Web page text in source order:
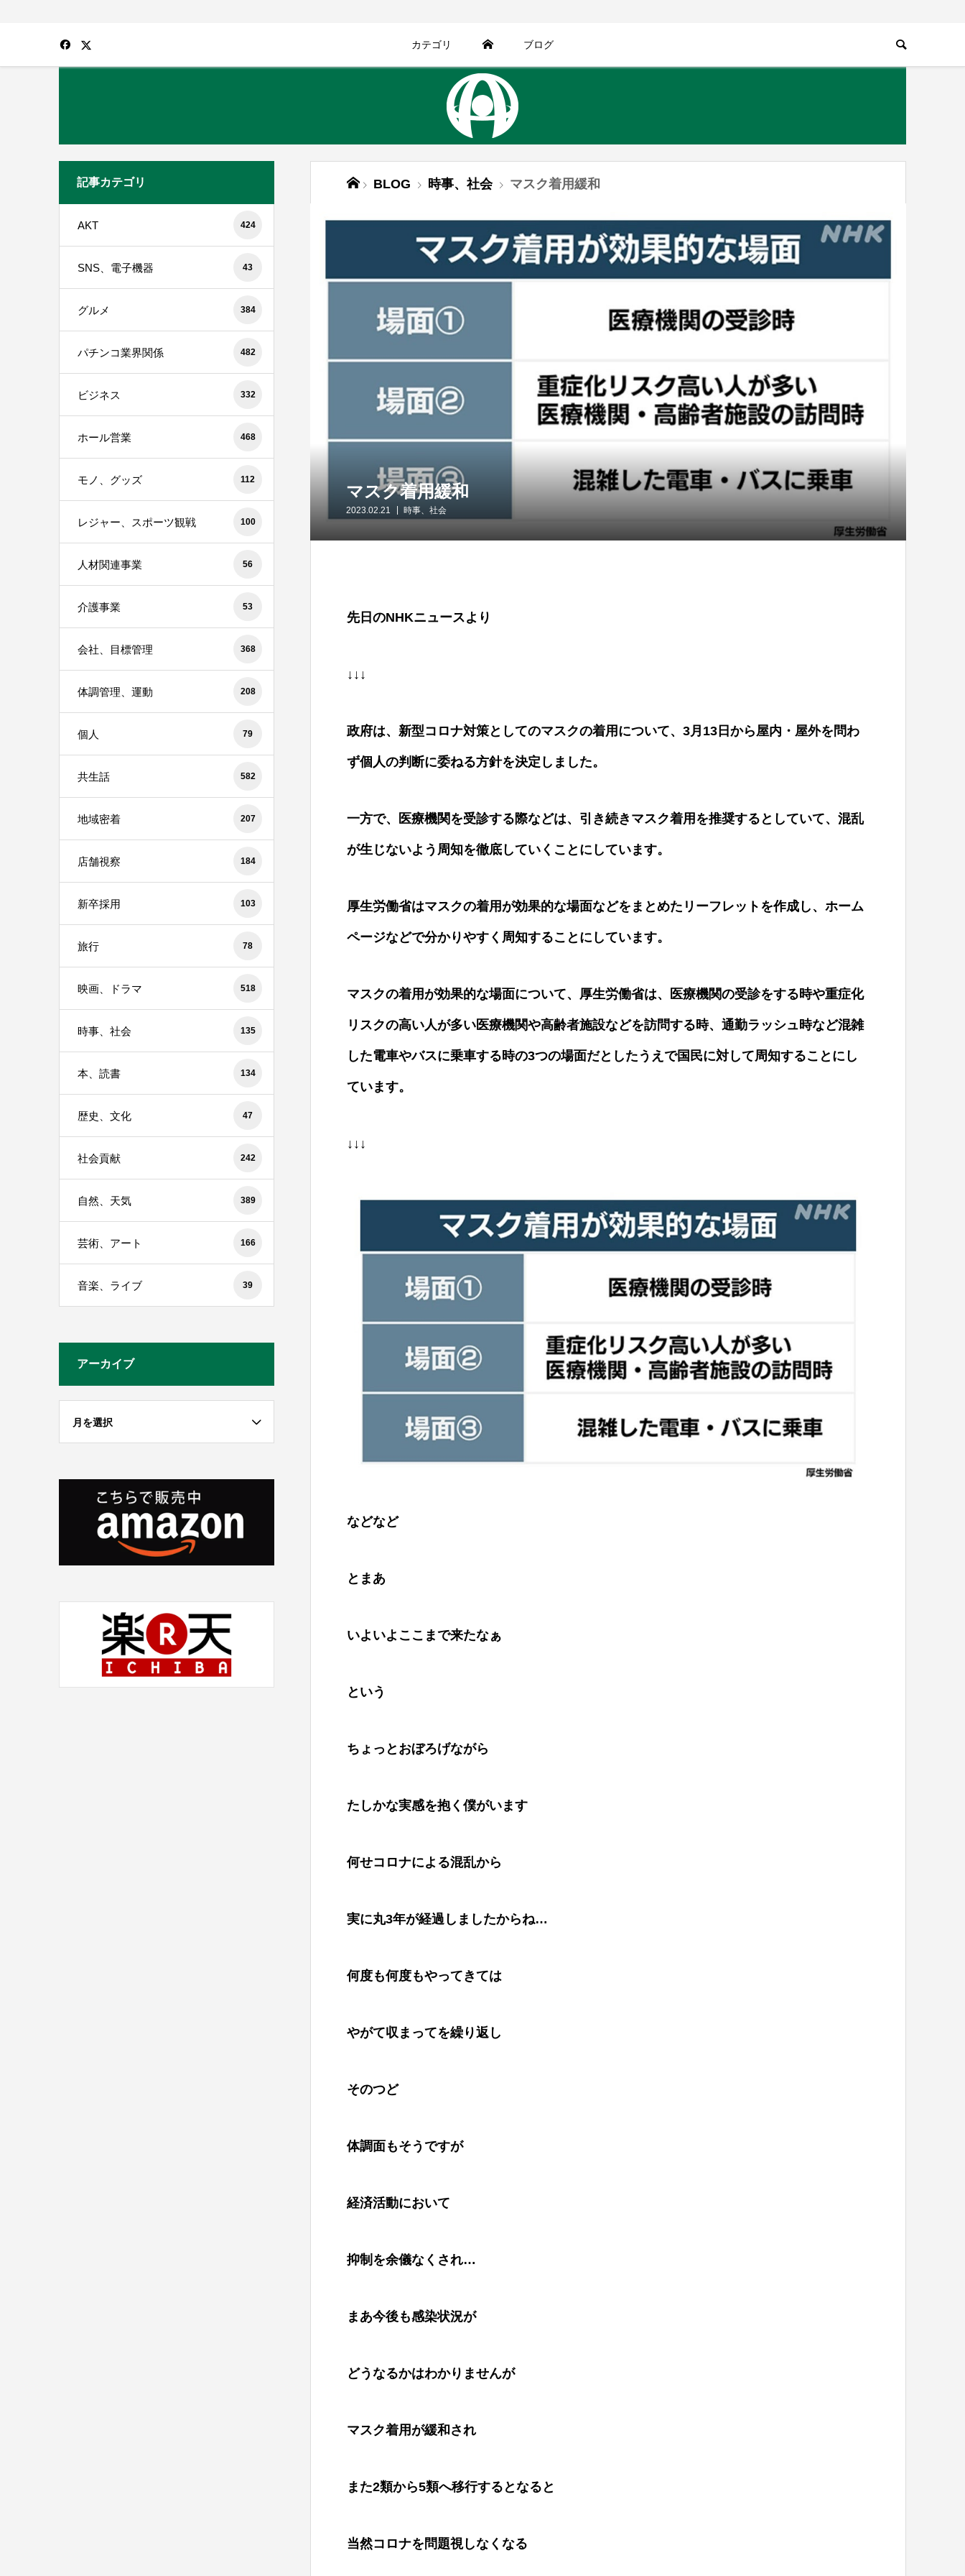
カテゴリ ブログ
BLOG 時事、社会 マスク着用緩和
マスク着用緩和
2023.02.21 時事、社会
先日のNHKニュースより
↓↓↓
政府は、新型コロナ対策としてのマスクの着用について、 3月 13日から屋内・屋外を問わ
ず個人の判断に委ねる方針を決定しました。
一方で、医療機関を受診する際などは、引き続きマスク着用を推奨するとしていて、混乱
が生じないよう周知を徹底していくことにしています。
厚生労働省はマスクの着用が効果的な場面などをまとめたリーフレットを作成し、ホーム
ページなどで分かりやすく周知することにしています。
マスクの着用が効果的な場面について、厚生労働省は、医療機関の受診をする時や重症化
リスクの高い人が多い医療機関や高齢者施設などを訪問する時、通勤ラッシュ時など混雑
した電車やバスに乗車する時の3つの場面だとしたうえで国民に対して周知することにし
ています。
↓↓↓
などなど
とまあ
いよいよここまで来たなぁ
という
ちょっとおぼろげながら
たしかな実感を抱く僕がいます
何せコロナによる混乱から
実に丸3年が経過しましたからね…
何度も何度もやってきては
やがて収まってを繰り返し
そのつど
体調面もそうですが
経済活動において
抑制を余儀なくされ…
まあ今後も感染状況が
どうなるかはわかりませんが
マスク着用が緩和され
また2類から5類へ移行するとなると
当然コロナを問題視しなくなる
記事カテゴリ
AKT 424
SNS、電子機器 43
グルメ 384
パチンコ業界関係 482
ビジネス 332
ホール営業 468
モノ、グッズ 112
レジャー、スポーツ観戦 100
人材関連事業 56
介護事業 53
会社、目標管理 368
体調管理、運動 208
個人 79
共生話 582
地域密着 207
店舗視察 184
新卒採用 103
旅行 78
映画、ドラマ 518
時事、社会 135
本、読書 134
歴史、文化 47
社会貢献 242
自然、天気 389
芸術、アート 166
音楽、ライブ 39
アーカイブ
月を選択